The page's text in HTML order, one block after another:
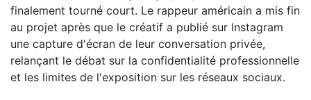
finalement tourné court. Le rappeur américain a mis fin
au projet après que le créatif a publié sur Instagram
une capture d'écran de leur conversation privée,
relançant le débat sur la confidentialité professionnelle
et les limites de l'exposition sur les réseaux sociaux.